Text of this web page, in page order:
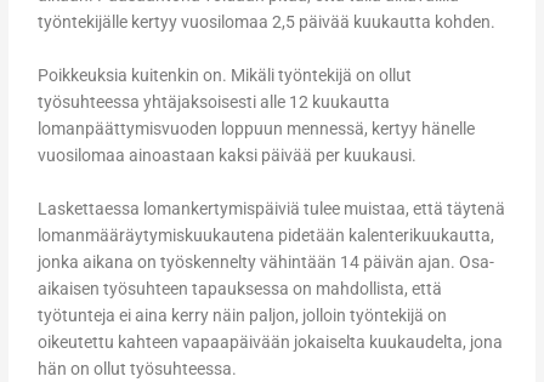
työntekijälle kertyy vuosilomaa 2,5 päivää kuukautta kohden.
Poikkeuksia kuitenkin on. Mikäli työntekijä on ollut
työsuhteessa yhtäjaksoisesti alle 12 kuukautta
lomanpäättymisvuoden loppuun mennessä, kertyy hänelle
vuosilomaa ainoastaan kaksi päivää per kuukausi.
Laskettaessa lomankertymispäiviä tulee muistaa, että täytenä
lomanmääräytymiskuukautena pidetään kalenterikuukautta,
jonka aikana on työskennelty vähintään 14 päivän ajan. Osa-
aikaisen työsuhteen tapauksessa on mahdollista, että
työtunteja ei aina kerry näin paljon, jolloin työntekijä on
oikeutettu kahteen vapaapäivään jokaiselta kuukaudelta, jona
hän on ollut työsuhteessa.